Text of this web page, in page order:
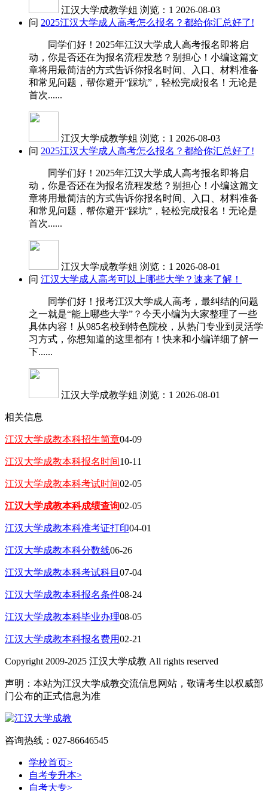
江汉大学成教学姐 浏览：1 2026-08-03
问 2025江汉大学成人高考怎么报名？都给你汇总好了!
同学们好！2025年江汉大学成人高考报名即将启
动，你是否还在为报名流程发愁？别担心！小编这篇文
章将用最简洁的方式告诉你报名时间、入口、材料准备
和常见问题，帮你避开“踩坑”，轻松完成报名！无论是
首次......
江汉大学成教学姐 浏览：1 2026-08-03
问 2025江汉大学成人高考怎么报名？都给你汇总好了!
同学们好！2025年江汉大学成人高考报名即将启
动，你是否还在为报名流程发愁？别担心！小编这篇文
章将用最简洁的方式告诉你报名时间、入口、材料准备
和常见问题，帮你避开“踩坑”，轻松完成报名！无论是
首次......
江汉大学成教学姐 浏览：1 2026-08-01
问 江汉大学成人高考可以上哪些大学？速来了解！
同学们好！报考江汉大学成人高考，最纠结的问题
之一就是“能上哪些大学”？今天小编为大家整理了一些
具体内容！从985名校到特色院校，从热门专业到灵活学
习方式，你想知道的这里都有！快来和小编详细了解一
下......
江汉大学成教学姐 浏览：1 2026-08-01
相关信息
江汉大学成教本科招生简章04-09
江汉大学成教本科报名时间10-11
江汉大学成教本科考试时间02-05
江汉大学成教本科成绩查询02-05
江汉大学成教本科准考证打印04-01
江汉大学成教本科分数线06-26
江汉大学成教本科考试科目 07-04
江汉大学成教本科报名条件08-24
江汉大学成教本科毕业办理08-05
江汉大学成教本科报名费用02-21
Copyright 2009-2025 江汉大学成教 All rights reserved
声明：本站为江汉大学成教交流信息网站，敬请考生以权威部
门公布的正式信息为准
咨询热线：027-86646545
学校首页>
自考专升本>
自考大专>